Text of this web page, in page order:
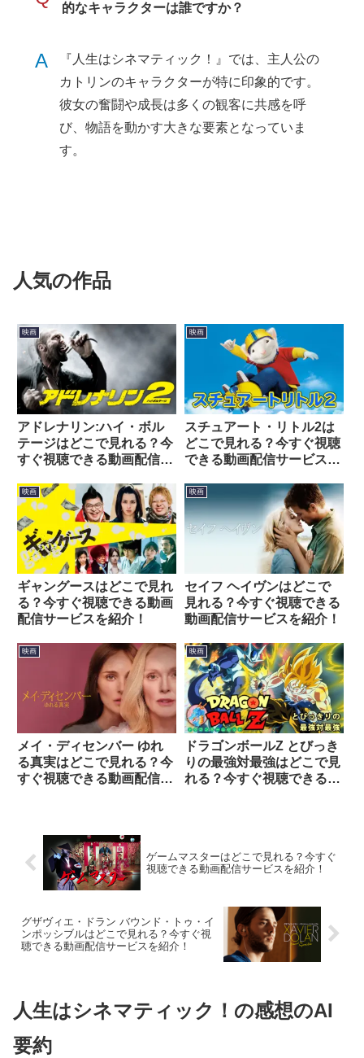
的なキャラクターは誰ですか？
A
『人生はシネマティック！』では、主人公の
カトリンのキャラクターが特に印象的です。
彼女の奮闘や成長は多くの観客に共感を呼
び、物語を動かす大きな要素となっていま
す。
人気の作品
映画
アドレナリン:ハイ・ボル
テージはどこで見れる？今
すぐ視聴できる動画配信サ
映画
スチュアート・リトル2は
どこで見れる？今すぐ視聴
できる動画配信サービスを
映画
ギャングースはどこで見れ
る？今すぐ視聴できる動画
配信サービスを紹介！
映画
セイフ ヘイヴンはどこで
見れる？今すぐ視聴できる
動画配信サービスを紹介！
映画
メイ・ディセンバー ゆれ
る真実はどこで見れる？今
すぐ視聴できる動画配信サ
映画
ドラゴンボールZ とびっき
りの最強対最強はどこで見
れる？今すぐ視聴できる動
ゲームマスターはどこで見れる？今すぐ
視聴できる動画配信サービスを紹介！
グザヴィエ・ドラン バウンド・トゥ・イ
ンポッシブルはどこで見れる？今すぐ視
聴できる動画配信サービスを紹介！
人生はシネマティック！の感想のAI
要約